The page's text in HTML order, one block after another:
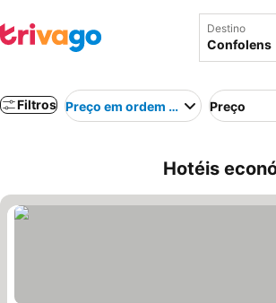
Destino
Filtros Preço em ordem crescentePreço
Hotéis